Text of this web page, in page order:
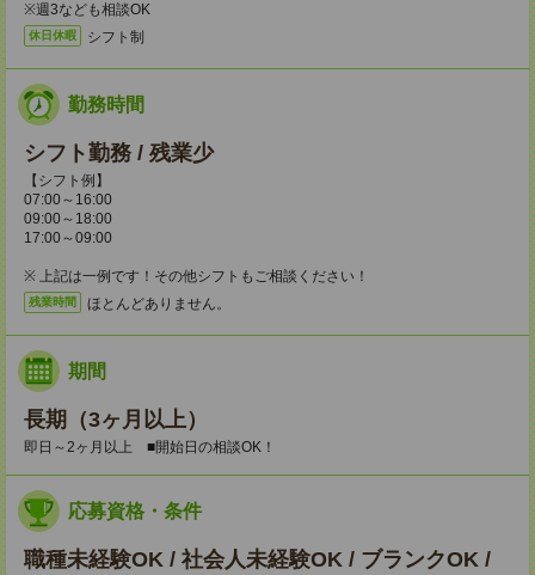
※週3なども相談OK
休日休暇 シフト制
勤務時間
シフト勤務 / 残業少
【シフト例】
07:00～16:00
09:00～18:00
17:00～09:00
※ 上記は一例です！その他シフトもご相談ください！
残業時間 ほとんどありません。
期間
長期（3ヶ月以上）
即日～2ヶ月以上 ■開始日の相談OK！
応募資格・条件
職種未経験OK / 社会人未経験OK / ブランクOK /